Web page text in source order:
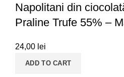
Napolitani din
Praline Trufe 55% –
24,00 lei
ADD TO CART